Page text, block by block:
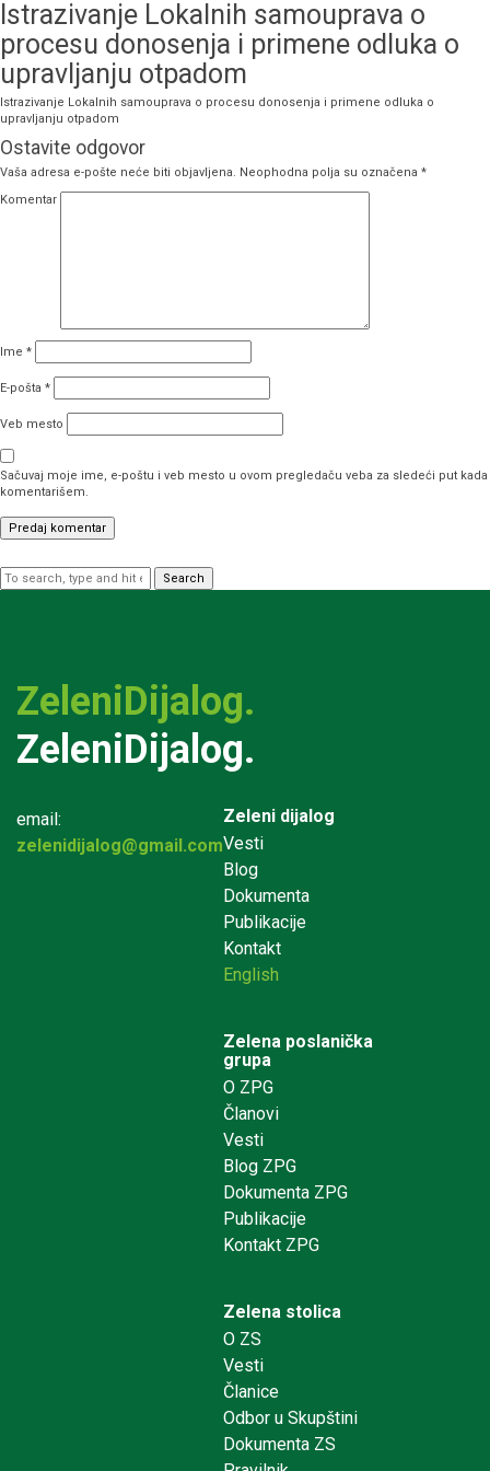
Istrazivanje Lokalnih samouprava o
procesu donosenja i primene odluka o
upravljanju otpadom
Istrazivanje Lokalnih samouprava o procesu donosenja i primene odluka o
upravljanju otpadom
Ostavite odgovor
Vaša adresa e-pošte neće biti objavljena. Neophodna polja su označena *
Komentar
Ime *
E-pošta *
Veb mesto
Sačuvaj moje ime, e-poštu i veb mesto u ovom pregledaču veba za sledeći put kada
komentarišem.
Search
ZeleniDijalog.
ZeleniDijalog.
email:
zelenidijalog@gmail.com
Zeleni dijalog
Vesti
Blog
Dokumenta
Publikacije
Kontakt
English
Zelena poslanička
grupa
O ZPG
Članovi
Vesti
Blog ZPG
Dokumenta ZPG
Publikacije
Kontakt ZPG
Zelena stolica
O ZS
Vesti
Članice
Odbor u Skupštini
Dokumenta ZS